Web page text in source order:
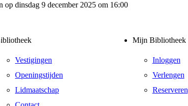
op dinsdag 9 december 2025 om 16:00
Vestigingen
Openingstijden
Lidmaatschap
Mijn Bibliotheek
Inloggen
Verlengen
Reserveren